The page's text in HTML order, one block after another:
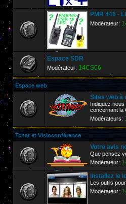
PMR 446 -
Modérateur:
Espace SDR
Modérateur: 14CS06
Espace web
Sites web à
Indiquez
concernant la
Modérateurs:
Tchat et Visioconférence
Votre avis
Que pensez
Modérateur:
Installez le
Les outils
Modérateur: